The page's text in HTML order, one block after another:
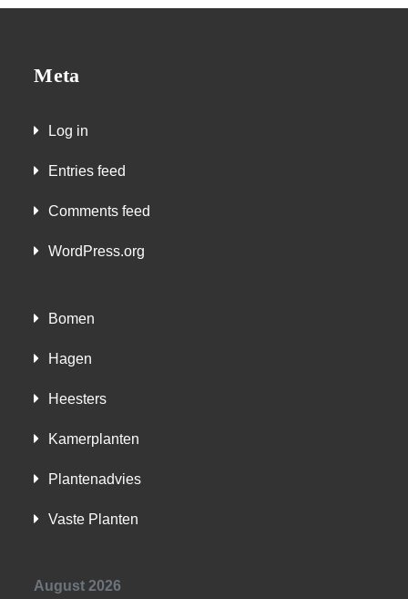
Meta
Log in
Entries feed
Comments feed
WordPress.org
Bomen
Hagen
Heesters
Kamerplanten
Plantenadvies
Vaste Planten
August 2026